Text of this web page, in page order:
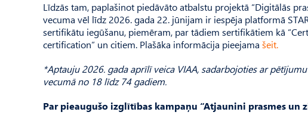
Līdzās tam, paplašinot piedāvāto atbalstu projektā “Digitālās
vecuma vēl līdz 2026. gada 22. jūnijam ir iespēja platformā
sertifikātu iegūšanu, piemēram, par tādiem sertifikātiem kā
certification” un citiem. Plašāka informācija pieejama šeit.
*Aptauju 2026. gada aprīlī veica VIAA, sadarbojoties ar
vecumā no 18 līdz 74 gadiem.
Par pieaugušo izglītības kampaņu “Atjaunini prasmes un